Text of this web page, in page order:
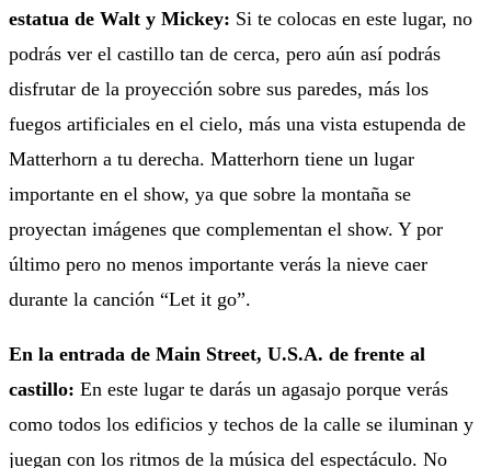
estatua de Walt y Mickey: Si te colocas en este lugar, no
podrás ver el castillo tan de cerca, pero aún así podrás
disfrutar de la proyección sobre sus paredes, más los
fuegos artificiales en el cielo, más una vista estupenda de
Matterhorn a tu derecha. Matterhorn tiene un lugar
importante en el show, ya que sobre la montaña se
proyectan imágenes que complementan el show. Y por
último pero no menos importante verás la nieve caer
durante la canción “Let it go”.
En la entrada de Main Street, U.S.A. de frente al
castillo: En este lugar te darás un agasajo porque verás
como todos los edificios y techos de la calle se iluminan y
juegan con los ritmos de la música del espectáculo. No